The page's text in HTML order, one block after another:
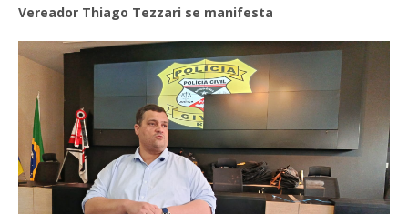
Vereador Thiago Tezzari se manifesta